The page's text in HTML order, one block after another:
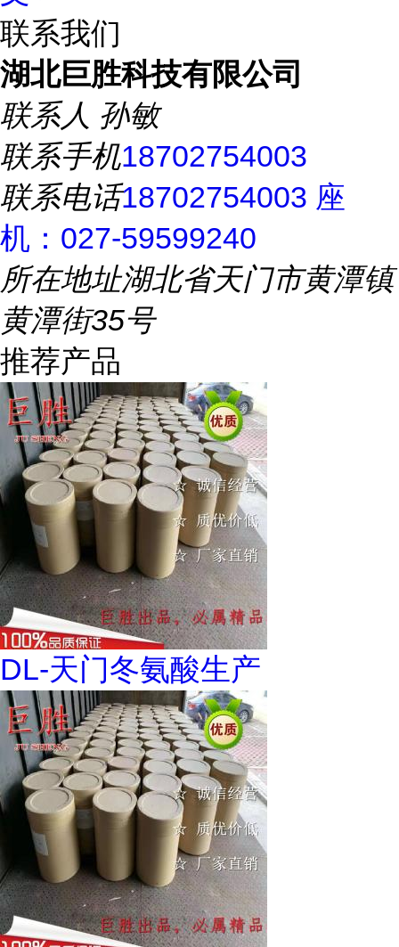
联系我们
湖北巨胜科技有限公司
联系人 孙敏
联系手机18702754003
联系电话18702754003 座
机：027-59599240
所在地址湖北省天门市黄潭镇
黄潭街35号
推荐产品
DL-天门冬氨酸生产